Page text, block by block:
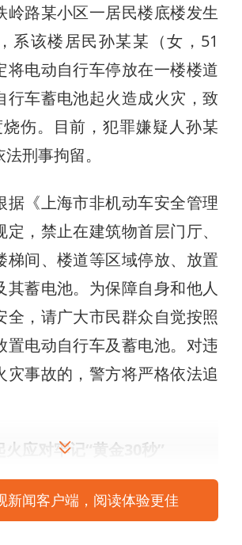
岭路某小区一居民楼底楼发生
系该楼居民孙某某（女，51
将电动自行车停放在一楼楼道
行车蓄电池起火造成火灾，致
伤。目前，犯罪嫌疑人孙某
刑事拘留。
据《上海市非机动车安全管理
，禁止在建筑物首层门厅、
梯间、楼道等区域停放、放置
其蓄电池。为保障自身和他人
全，请广大市民群众自觉按照
置电动自行车及蓄电池。对违
灾事故的，警方将严格依法追
应对牢记“黄金30秒”
新闻客户端，阅读体验更佳